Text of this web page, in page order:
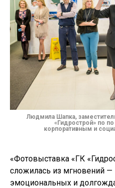
Людмила Шапка,
«Гидрострой» по
корпоративным и
«Фотовыставка «ГК
сложилась из мгновений —
эмоциональных и